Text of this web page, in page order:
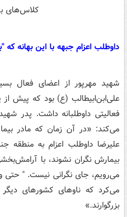
داوطلب اعزام جبهه با این بهانه
علی‌ابن‌ابیطالب (ع) بود که پیش
می‌کند: «در آن زمان که مادر بیمار
علیرضا داوطلب اعزام به منطقه
بیمارش نگران نشوند، با
می‌رویم، جای نگرانی نیست. " حتی
می‌کرد که ناوهای کشورهای
بزرگوارند.»